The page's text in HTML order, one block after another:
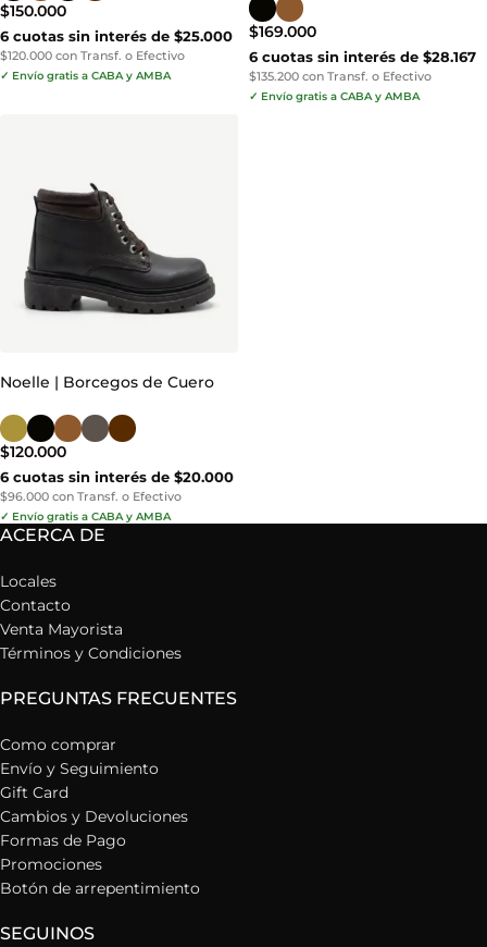
$150.000
6 cuotas sin interés de $25.000
$120.000 con Transf. o Efectivo
✓ Envío gratis a CABA y AMBA
$169.000
6 cuotas sin interés de $28.167
$135.200 con Transf. o Efectivo
✓ Envío gratis a CABA y AMBA
Noelle | Borcegos de Cuero
$120.000
6 cuotas sin interés de $20.000
$96.000 con Transf. o Efectivo
✓ Envío gratis a CABA y AMBA
ACERCA DE
Locales
Contacto
Venta Mayorista
Términos y Condiciones
PREGUNTAS FRECUENTES
Como comprar
Envío y Seguimiento
Gift Card
Cambios y Devoluciones
Formas de Pago
Promociones
Botón de arrepentimiento
SEGUINOS